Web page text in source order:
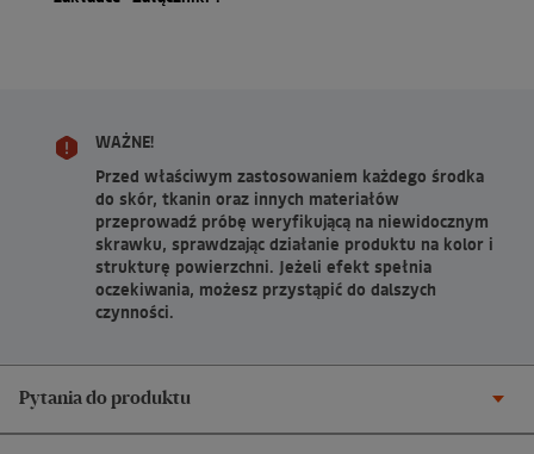
WAŻNE!
Przed właściwym zastosowaniem każdego środka
do skór, tkanin oraz innych materiałów
przeprowadź próbę weryfikującą na niewidocznym
skrawku, sprawdzając działanie produktu na kolor i
strukturę powierzchni. Jeżeli efekt spełnia
oczekiwania, możesz przystąpić do dalszych
czynności.
Pytania do produktu